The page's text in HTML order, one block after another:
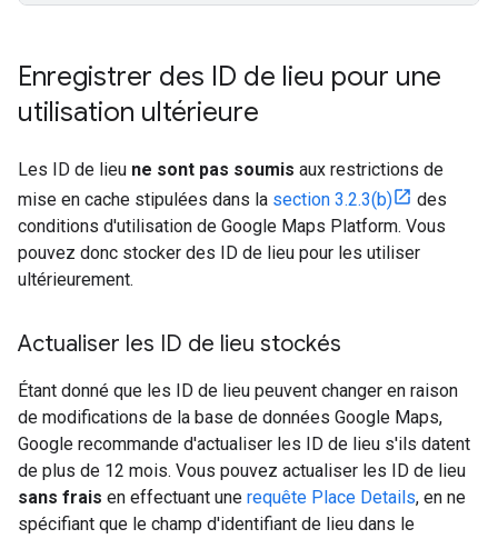
Enregistrer des ID de lieu pour une
utilisation ultérieure
Les ID de lieu ne sont pas soumis aux restrictions de
mise en cache stipulées dans la section 3.2.3(b)
des
conditions d'utilisation de Google Maps Platform. Vous
pouvez donc stocker des ID de lieu pour les utiliser
ultérieurement.
Actualiser les ID de lieu stockés
Étant donné que les ID de lieu peuvent changer en raison
de modifications de la base de données Google Maps,
Google recommande d'actualiser les ID de lieu s'ils datent
de plus de 12 mois. Vous pouvez actualiser les ID de lieu
sans frais en effectuant une requête Place Details, en ne
spécifiant que le champ d'identifiant de lieu dans le